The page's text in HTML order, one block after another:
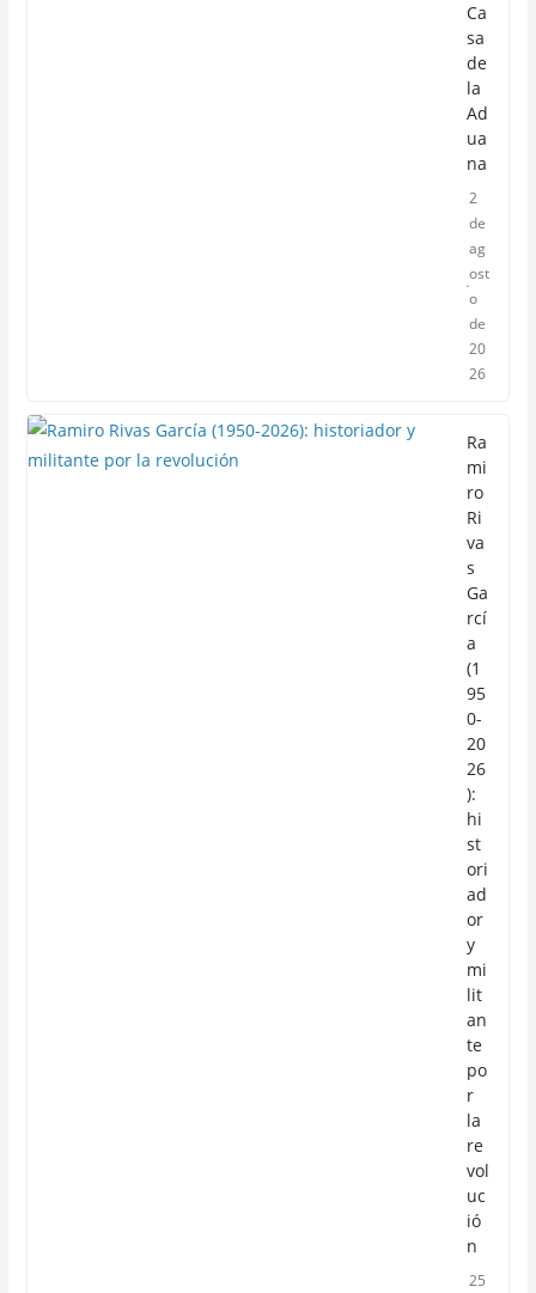
Ca
sa
de
la
Ad
ua
na
2
de
ag
ost
o
de
20
26
Ra
mi
ro
Ri
va
s
Ga
rcí
a
(1
95
0-
20
26
):
hi
st
ori
ad
or
y
mi
lit
an
te
po
r
la
re
vol
uc
ió
n
25